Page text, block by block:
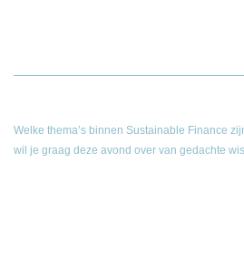
Welke thema’s binnen Sustainable Finance
wil je graag deze avond over van gedachte